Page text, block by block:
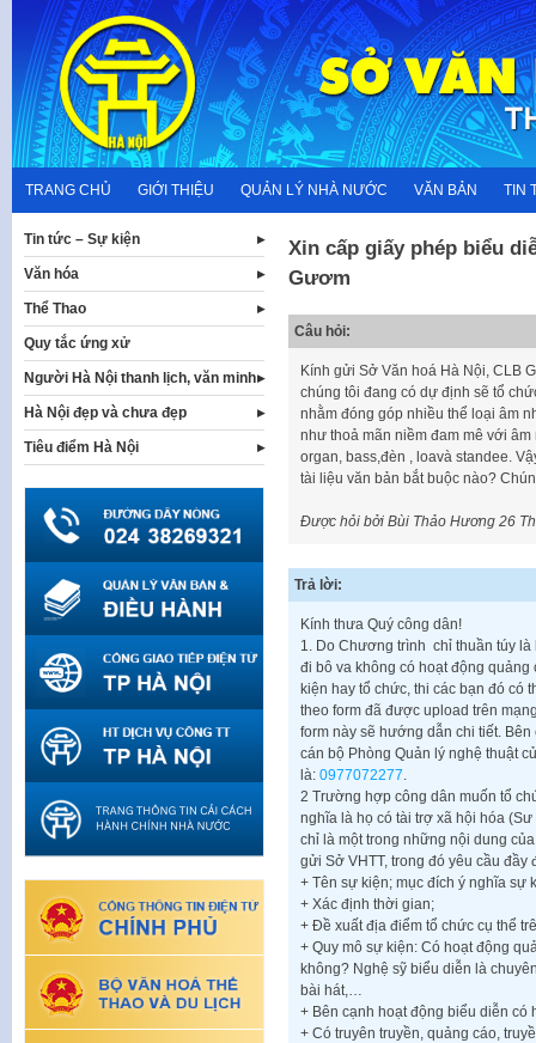
content
TRANG CHỦ GIỚI THIỆU QUẢN LÝ NHÀ NƯỚC VĂN BẢN TIN
Xin cấp giấy phép biểu
Gươm
Câu hỏi:
Kính gửi Sở Văn hoá Hà Nội, CLB
chúng tôi đang có dự định sẽ tổ
nhằm đóng góp nhiều thể loại âm
như thoả mãn niềm đam mê với
organ, bass,đèn , loavà standee.
tài liệu văn bản bắt buộc nào?
Được hỏi bởi Bùi Thảo Hương 26
Trả lời:
Kính thưa Quý công dân!
1. Do Chương trình chỉ thuần túy
đi bô va không có hoạt động
kiện hay tổ chức, thi các bạn đó có
theo form đã được upload trên
form này sẽ hướng dẫn chi tiết.
cán bộ Phòng Quản lý nghệ thuật
là: 0977072277
2 Trường hợp công dân muốn tổ
nghĩa là họ có tài trợ xã hội hóa
chỉ là một trong những nội dung
gửi Sở VHTT, trong đó yêu cầu đầy
+ Tên sự kiện; mục đích ý nghĩa sự
+ Xác định thời gian;
+ Đề xuất địa điểm tổ chức cụ thể
+ Quy mô sự kiện: Có hoạt động
không? Nghệ sỹ biểu diễn là
bài hát,…
+ Bên cạnh hoạt động biểu diễn có
+ Có truyên truyền, quảng cáo,
Tin tức – Sự kiện
Văn hóa
Thể Thao
Quy tắc ứng xử
Người Hà Nội thanh lịch, văn minh
Hà Nội đẹp và chưa đẹp
Tiêu điểm Hà Nội